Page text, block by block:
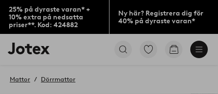
25% på dyraste varan* +
10% extra på nedsatta
priser**. Kod: 424882
Ny här? Registrera dig för
40% på dyraste varan*
Jotex
logotyp
till
Gå
Gå
Mattor Dörrmattor